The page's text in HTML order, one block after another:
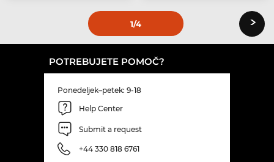
1/4 ›
POTREBUJETE POMOČ?
Ponedeljek–petek: 9-18
Help Center
Submit a request
+44 330 818 6761